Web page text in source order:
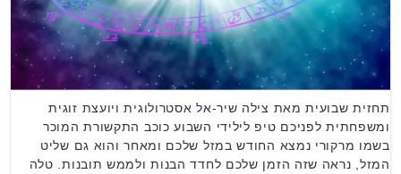
תחזית שבועית מאת צילה שיר-אל אסטרולוגית ויועצת זוגית
ומשפחתית לפניכם טיפ לילידי השבוע כוכב התקשורת המוכר
בשמו מרקורי נמצא החודש במזל שלכם ומאחר והוא גם שליט
המזל, נראה שזה הזמן שלכם לחדד הבנות ולממש תובנות. טלה